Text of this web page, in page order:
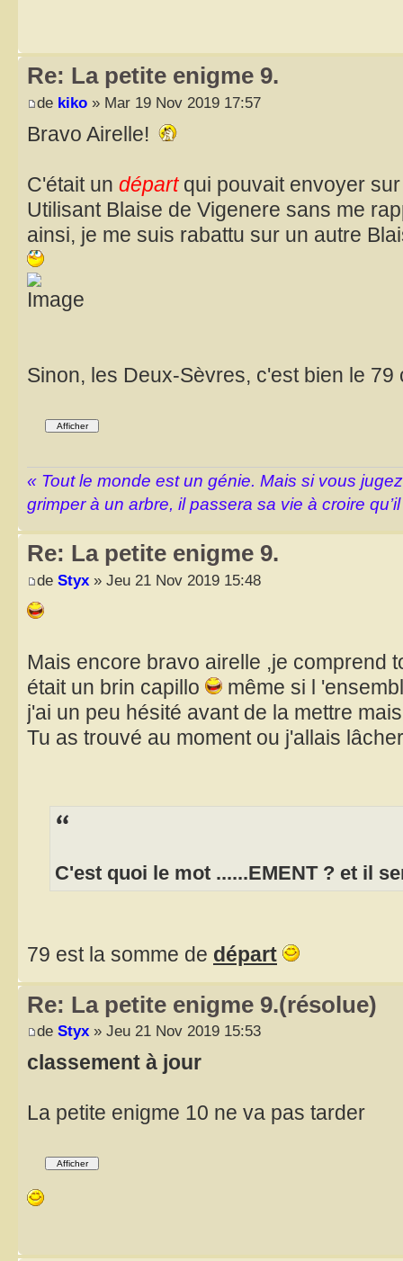
Re: La petite enigme 9.
de kiko » Mar 19 Nov 2019 17:57
Bravo Airelle!
C'était un départ qui pouvait envoyer
Utilisant Blaise de Vigenere sans me
ainsi, je me suis rabattu sur un autre
Sinon, les Deux-Sèvres, c'est bien le 79
« Tout le monde est un génie. Mais si vous
grimper à un arbre, il passera sa vie à croire
Re: La petite enigme 9.
de Styx » Jeu 21 Nov 2019 15:48
Mais encore bravo airelle ,je comprend
était un brin capillo
même si l
j'ai un peu hésité avant de la mettre
Tu as trouvé au moment ou j'allais
C'est quoi le mot ......EMENT ? et il
79 est la somme de départ
Re: La petite enigme 9.(résolue)
de Styx » Jeu 21 Nov 2019 15:53
classement à jour
La petite enigme 10 ne va pas tarder